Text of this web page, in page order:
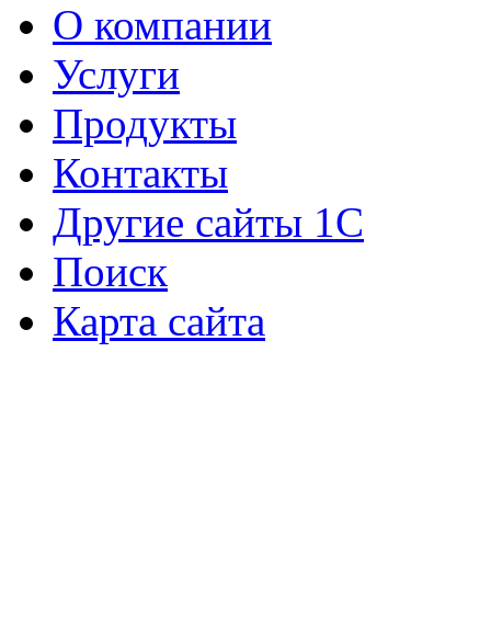
О компании
Услуги
Продукты
Контакты
Другие сайты 1С
Поиск
Карта сайта